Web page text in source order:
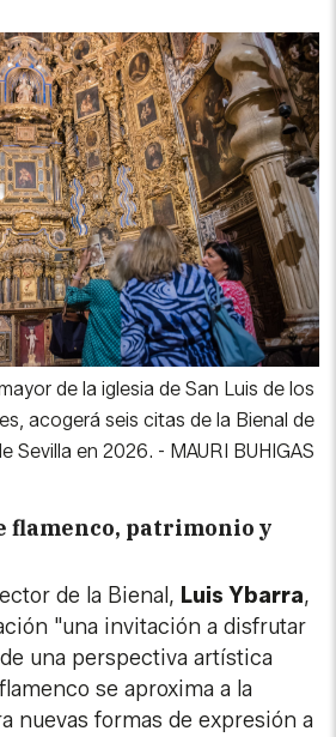
de la iglesia de San Luis de los
acogerá seis citas de la Bienal de
Sevilla en 2026. - MAURI BUHIGAS
flamenco, patrimonio y
de la Bienal, Luis Ybarra,
"una invitación a disfrutar
una perspectiva artística
se aproxima a la
nuevas formas de expresión a